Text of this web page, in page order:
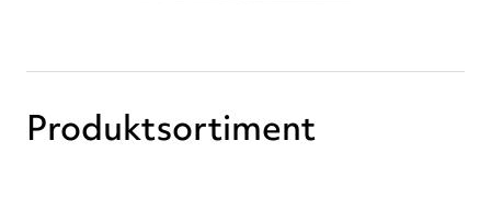
Produktsortiment